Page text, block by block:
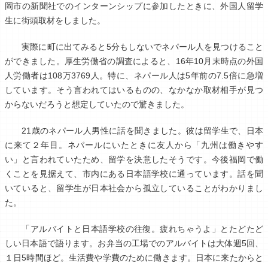
岡市の新聞社でのインターンシップに参加したときに、外国人留学
生に街頭取材をしました。
実際に町に出てみると5分もしないでネパール人を見つけること
ができました。厚生労働省の調査によると、16年10月末時点の外国
人労働者は108万3769人。特に、ネパール人は5年前の7.5倍に急増
しています。そう言われてはいるものの、なかなか取材相手が見つ
からないだろうと想定していたので驚きました。
21歳のネパール人男性に話を聞きました。彼は留学生で、日本
に来て２年目。ネパールにいたときに友人から「九州は働きやす
い」と言われていたため、留学を決意したそうです。今後福岡で働
くことを見据えて、市内にある日本語学校に通っています。話を聞
いていると、留学生が日本社会から孤立していることがわかりまし
た。
「アルバイトと日本語学校の往復。疲れちゃうよ」とたどたど
しい日本語で語ります。お弁当の工場でのアルバイトは大体週5回、
１日5時間ほど。生活費や学費のために働きます。日本に来たからと